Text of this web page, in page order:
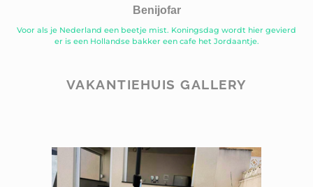
Benijofar
Voor als je Nederland een beetje mist. Koningsdag wordt hier gevierd
er is een Hollandse bakker een cafe het Jordaantje.
VAKANTIEHUIS GALLERY